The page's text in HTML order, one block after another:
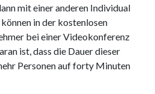
mit einer anderen Individual
in der kostenlosen
bei einer Videokonferenz
ist, dass die Dauer dieser
Personen auf forty Minuten